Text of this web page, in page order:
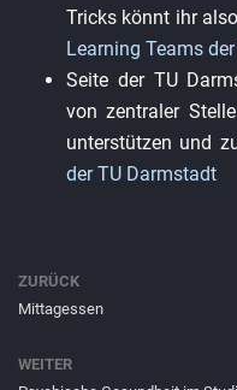
Tricks könnt ihr
Learning Teams
Seite der TU
von zentraler
unterstützen und
der TU Darmstadt
ZURÜCK
Mittagessen
WEITER